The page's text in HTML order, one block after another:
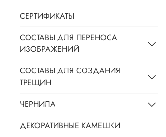
СЕРТИФИКАТЫ
СОСТАВЫ ДЛЯ ПЕРЕНОСА
ИЗОБРАЖЕНИЙ
СОСТАВЫ ДЛЯ СОЗДАНИЯ
ТРЕЩИН
ЧЕРНИЛА
ДЕКОРАТИВНЫЕ КАМЕШКИ